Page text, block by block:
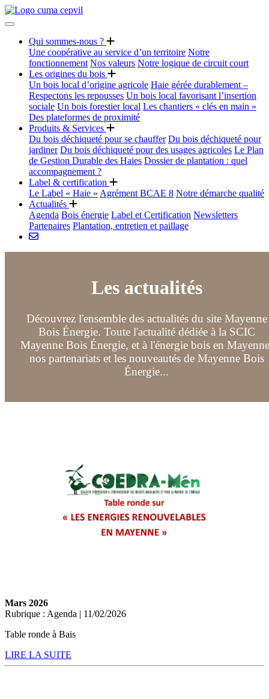
Qui sommes-nous ?
Une coopérative au service d’un territoire Notre
fonctionnement Nos valeurs Notre logique de circuit court
Les origines du bois
Un bois local d’origine agricole Haie gérée durablement –
Respectons les repousses Un bois local favorisant l’insertion
sociale Un bois forestier local Les chantiers « clés en main »
Des plateformes de proximité
Produits & Services
Du bois déchiqueté pour se chauffer Du bois déchiqueté pour
jardiner Du bois déchiqueté pour des usages agricoles Le Plan
de Gestion Durable des Haies Dossier de plantation : quel
accompagnement ?
Label & certification
Le Label « Haie » Agrément BCAE 8 Notre démarche qualité
Actualités
Agenda Bois énergie Label et Certification Newsletters
Partenaires Plantation, entretien et paillage
Les actualités
Découvrez l'ensemble des actualités du site Mayenne
Bois Énergie. Toute l'actualité dédiée à la SCIC
Mayenne Bois Énergie, et à l'énergie bois en
nos partenariats et les nouveautés de Mayenne Bois
Énergie...
Mars 2026
Rubrique : Agenda | 11/02/2026
Table ronde à Bais
LIRE LA SUITE